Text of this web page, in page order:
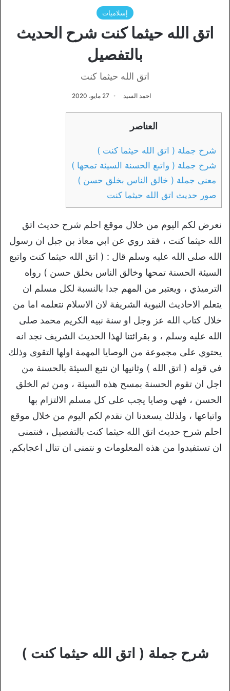
إسلاميات
اتق الله حيثما كنت شرح الحديث
بالتفصيل
اتق الله حيثما كنت
احمد السيد 27 مايو، 2020
العناصر
شرح جملة ( اتق الله حيثما كنت )
شرح جملة ( واتبع الحسنة السيئة تمحها )
معنى جملة ( خالق الناس بخلق حسن )
صور حديث اتق الله حيثما كنت
نعرض لكم اليوم من خلال موقع احلم شرح حديث اتق
الله حيثما كنت ، فقد روي عن ابي معاذ بن جبل ان رسول
الله صلى الله عليه وسلم قال : ( اتق الله حيثما كنت واتبع
السيئة الحسنة تمحها وخالق الناس بخلق حسن ) رواه
الترميذي ، ويعتبر من المهم جدا بالنسبة لكل مسلم ان
يتعلم الاحاديث النبوية الشريفة لان الاسلام نتعلمه اما من
خلال كتاب الله عز وجل او سنة نبيه الكريم محمد صلى
الله عليه وسلم ، و بقرائتنا لهذا الحديث الشريف نجد انه
يحتوي على مجموعة من الوصايا المهمة اولها التقوى وذلك
في قوله ( اتق الله ) وثانيها ان نتبع السيئة بالحسنة من
اجل ان تقوم الحسنة بمسح هذه السيئة ، ومن ثم الخلق
الحسن ، فهي وصايا يجب على كل مسلم الالتزام بها
واتباعها ، ولذلك يسعدنا ان نقدم لكم اليوم من خلال موقع
احلم شرح حديث اتق الله حيثما كنت بالتفصيل ، فنتمنى
ان تستفيدوا من هذه المعلومات و نتمنى ان تنال اعجابكم.
شرح جملة ( اتق الله حيثما كنت )